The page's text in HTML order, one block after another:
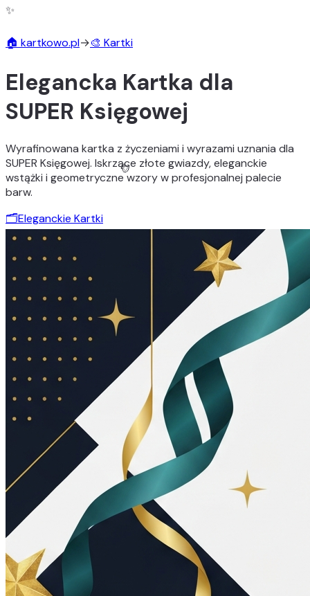
✨
🏠 kartkowo.pl→🎨 Kartki
Elegancka Kartka dla
SUPER Księgowej
Wyrafinowana kartka z życzeniami i wyrazami uznania dla
SUPER Księgowej. Iskrzące złote gwiazdy, eleganckie
wstążki i geometryczne wzory w profesjonalnej palecie
barw.
🗂️Eleganckie Kartki